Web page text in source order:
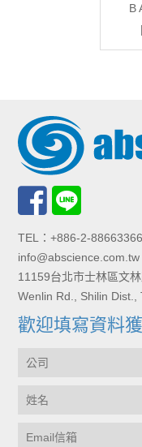
TEL：+886-2-
info@abscience.com.tw
11159台北市士林區文
Wenlin Rd., Shilin Dist.,
歡迎填寫資料